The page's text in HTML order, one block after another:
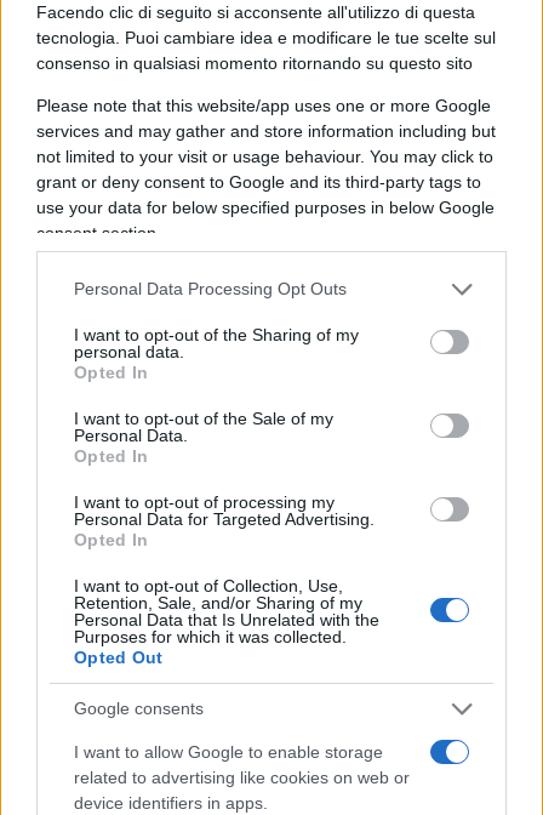
Facendo clic di seguito si acconsente all'utilizzo di questa
tecnologia. Puoi cambiare idea e modificare le tue scelte sul
consenso in qualsiasi momento ritornando su questo sito
Please note that this website/app uses one or more Google
services and may gather and store information including but
not limited to your visit or usage behaviour. You may click to
grant or deny consent to Google and its third-party tags to
use your data for below specified purposes in below Google
consent section.
Personal Data Processing Opt Outs
I want to opt-out of the Sharing of my
personal data.
Opted In
I want to opt-out of the Sale of my
Personal Data.
Opted In
I want to opt-out of processing my
Personal Data for Targeted Advertising.
Opted In
I want to opt-out of Collection, Use,
Retention, Sale, and/or Sharing of my
Personal Data that Is Unrelated with the
Purposes for which it was collected.
Opted Out
Google consents
I want to allow Google to enable storage
related to advertising like cookies on web or
device identifiers in apps.
Il vero tema di cui dovremmo preoccuparci è
invece che gli investimenti in ricerca e sviluppo
sulle tecnologie digitali sono in Europa un quinto
di quelli americani e meno delle metà di quelli
cinesi. Il vero tema per l’Europa è quindi quello di
evitare di infilarsi in una prospettiva di
retroguardia dove si cerca di
aree geopolitiche, che a quel punto potrebbero
diventare egemoni dal punto di vista tecnologico
ed economico.
Le difficoltà dell’Europa sul fronte tecnologico
dipendono peraltro anche da altri fattori,
caratteristici del Vecchio Continente. Intendo fare
riferimento all’elevata frammentazione dei mercati
realmente scalabili e una cultura di fondo che
rende magmatico e burocratico qualsiasi
cambiamento. Questo significa che, oltre alla
sfida dell’IA, l’Europa rischia di perdere la partita
automobilistico , dove la transizione digitale e
ambientale stanno determinano un radicale